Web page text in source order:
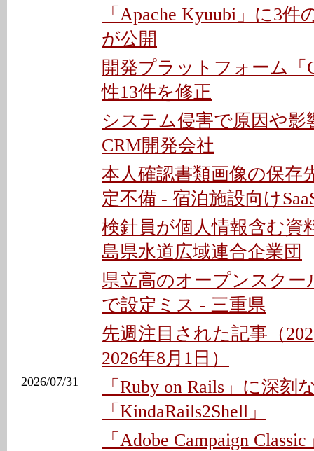
「Apache Kyuubi」に3
が公開
開発プラットフォーム「
性13件を修正
システム侵害で原因や影
CRM開発会社
本人確認書類画像の保存
定不備 - 宿泊施設向け
検針員が個人情報含む資
島県水道広域連合企業団
県立高のオープンスクー
で設定ミス - 三重県
先週注目された記事（
2026年8月1日）
2026/07/31
「Ruby on Rails」に深刻
「KindaRails2Shell」
「Adobe Campaign